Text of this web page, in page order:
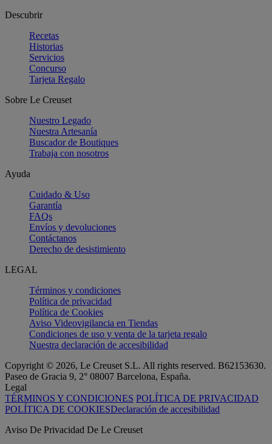
Descubrir
Recetas
Historias
Servicios
Concurso
Tarjeta Regalo
Sobre Le Creuset
Nuestro Legado
Nuestra Artesanía
Buscador de Boutiques
Trabaja con nosotros
Ayuda
Cuidado & Uso
Garantía
FAQs
Envíos y devoluciones
Contáctanos
Derecho de desistimiento
LEGAL
Términos y condiciones
Política de privacidad
Política de Cookies
Aviso Videovigilancia en Tiendas
Condiciones de uso y venta de la tarjeta regalo
Nuestra declaración de accesibilidad
Copyright © 2026, Le Creuset S.L. All rights reserved. B62153630.
Paseo de Gracia 9, 2° 08007 Barcelona, España.
Legal
TÉRMINOS Y CONDICIONES POLÍTICA DE PRIVACIDAD
POLÍTICA DE COOKIESDeclaración de accesibilidad
Aviso De Privacidad De Le Creuset